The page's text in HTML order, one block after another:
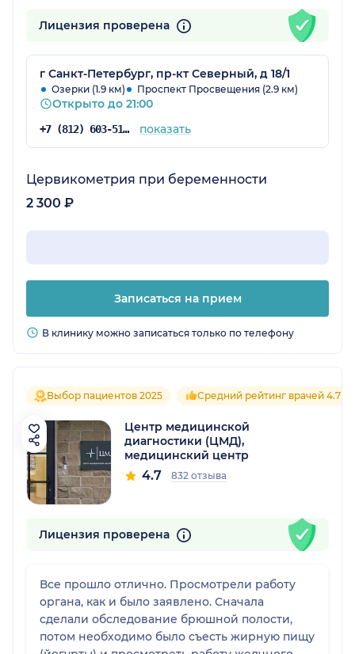
Лицензия проверена
г Санкт-Петербург, пр-кт Северный, д 18/1
Озерки (1.9 км) Проспект Просвещения (2.9 км)
Открыто до 21:00
+7 (812) 603-51-16 показать
Цервикометрия при беременности
2 300 ₽
Записаться на прием
В клинику можно записаться только по телефону
Выбор пациентов 2025 Средний рейтинг врачей 4.7
Центр медицинской
диагностики (ЦМД),
медицинский центр
4.7 832 отзыва
Лицензия проверена
Все прошло отлично. Просмотрели работу
органа, как и было заявлено. Сначала
сделали обследование брюшной полости,
потом необходимо было съесть жирную пищу